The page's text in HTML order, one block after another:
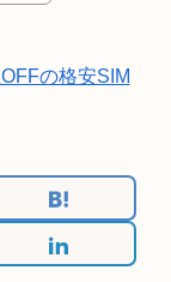
の格安SIM